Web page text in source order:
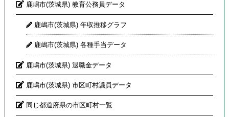
鹿嶋市(茨城県) 教育公務員データ
鹿嶋市(茨城県) 年収推移グラフ
鹿嶋市(茨城県) 各種手当データ
鹿嶋市(茨城県) 退職金データ
鹿嶋市(茨城県) 市区町村議員データ
同じ都道府県の市区町村一覧